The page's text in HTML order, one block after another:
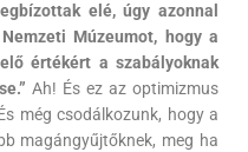
elé, úgy azonnal
Múzeumot, hogy a
értékért a szabályoknak
Ah! És ez az optimizmus
még csodálkozunk, hogy a
magángyűjtőknek, meg ha